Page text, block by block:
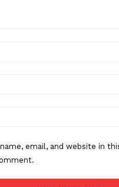
70/80/90
email, and website in